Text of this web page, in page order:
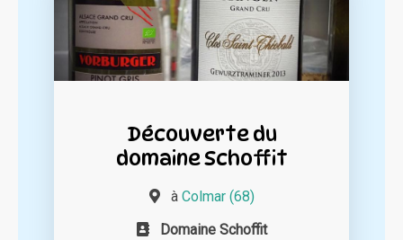
Découverte du
domaine Schoffit
à Colmar (68)
Domaine Schoffit